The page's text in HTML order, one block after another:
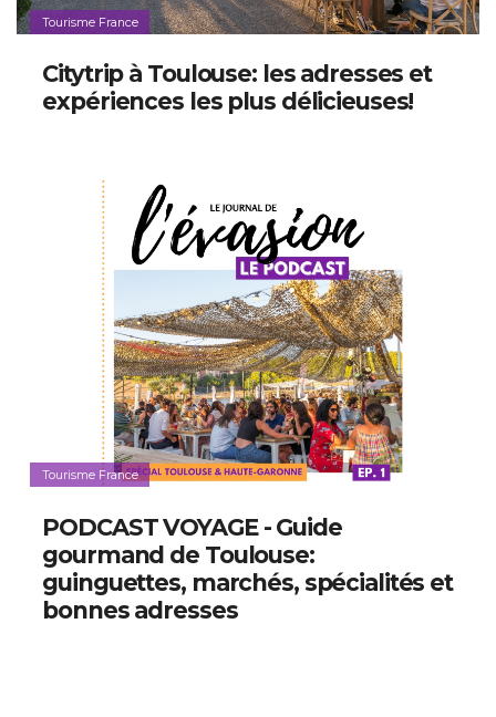
Tourisme France
Citytrip à Toulouse: les adresses et
expériences les plus délicieuses!
Tourisme France
PODCAST VOYAGE - Guide
gourmand de Toulouse:
guinguettes, marchés, spécialités et
bonnes adresses